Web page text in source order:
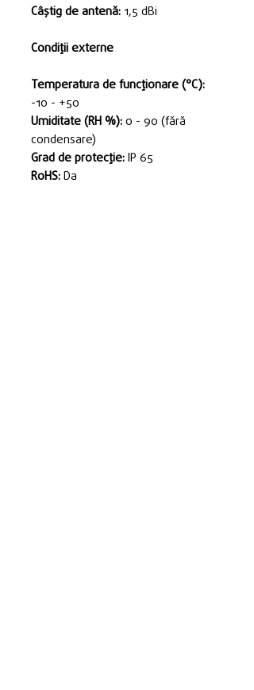
Câștig de antenă: 1,5 dBi
Condiții externe
Temperatura de funcționare (°C):
-10 - +50
Umiditate (RH %): 0 - 90 (fără
condensare)
Grad de protecție: IP 65
RoHS: Da